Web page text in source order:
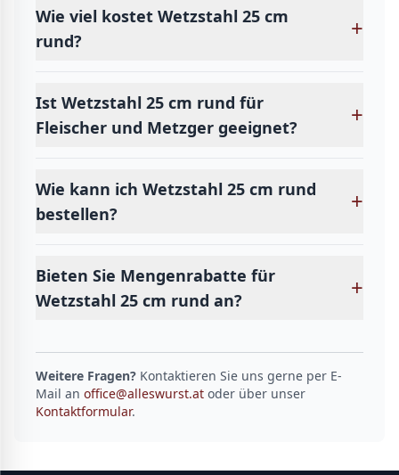
Wie viel kostet Wetzstahl 25 cm
rund?
+
Ist Wetzstahl 25 cm rund für
Fleischer und Metzger geeignet?
+
Wie kann ich Wetzstahl 25 cm rund
bestellen?
+
Bieten Sie Mengenrabatte für
Wetzstahl 25 cm rund an?
+
Weitere Fragen? Kontaktieren Sie uns gerne per E-
Mail an office@alleswurst.at oder über unser
Kontaktformular.